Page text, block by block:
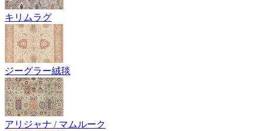
キリムラグ
ジーグラー絨毯
アリジャナ / マムルーク